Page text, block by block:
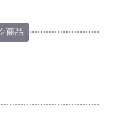
商品